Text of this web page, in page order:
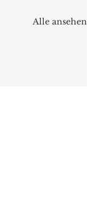
Alle ansehen